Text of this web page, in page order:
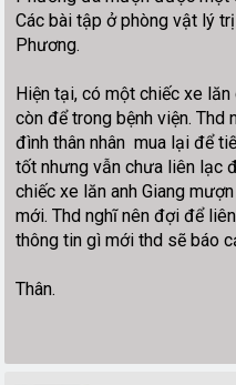
Các bài tập ở phòng vật lý
Phương.
Hiện tại, có một chiếc xe
còn để trong bệnh viện. Thd
đình thân nhân mua lại để
tốt nhưng vẫn chưa liên lạc
chiếc xe lăn anh Giang
mới. Thd nghĩ nên đợi để
thông tin gì mới thd sẽ báo
Thân.